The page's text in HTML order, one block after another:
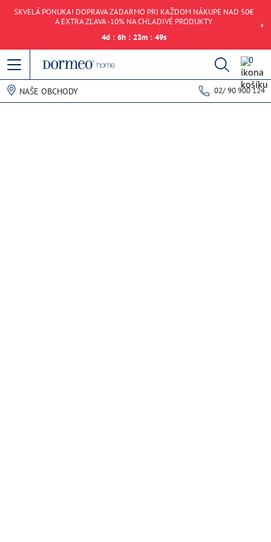
SKVELÁ PONUKA! DOPRAVA ZADARMO PRI KAŽDOM NÁKUPE NAD 50€
A EXTRA ZĽAVA -10% NA CHLADIVÉ PRODUKTY
4d : 6h : 23m : 49s
0
NAŠE OBCHODY 02/ 90 900 124